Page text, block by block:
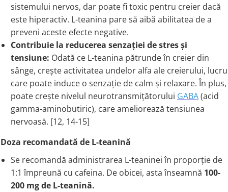
sistemului nervos, dar poate fi toxic pentru creier dacă
este hiperactiv. L-teanina pare să aibă abilitatea de a
preveni aceste efecte negative.
Contribuie la reducerea senzației de stres și
tensiune: Odată ce L-teanina pătrunde în creier din
sânge, crește activitatea undelor alfa ale creierului, lucru
care poate induce o senzație de calm și relaxare. În plus,
poate crește nivelul neurotransmițătorului GABA(acid
gamma-aminobutiric), care ameliorează tensiunea
nervoasă. [12, 14-15]
Doza recomandată de L-teanină
Se recomandă administrarea L-teaninei în proporție de
1:1 împreună cu cafeina. De obicei, asta înseamnă 100-
200 mg de L-teanină.